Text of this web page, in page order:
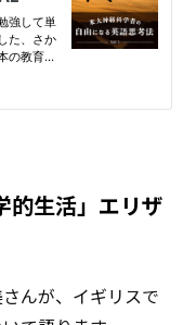
的生活」エリザ
んが、イギリスで